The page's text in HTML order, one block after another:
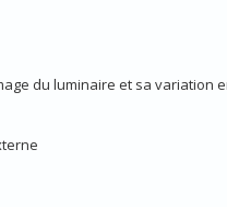
du luminaire et sa variation